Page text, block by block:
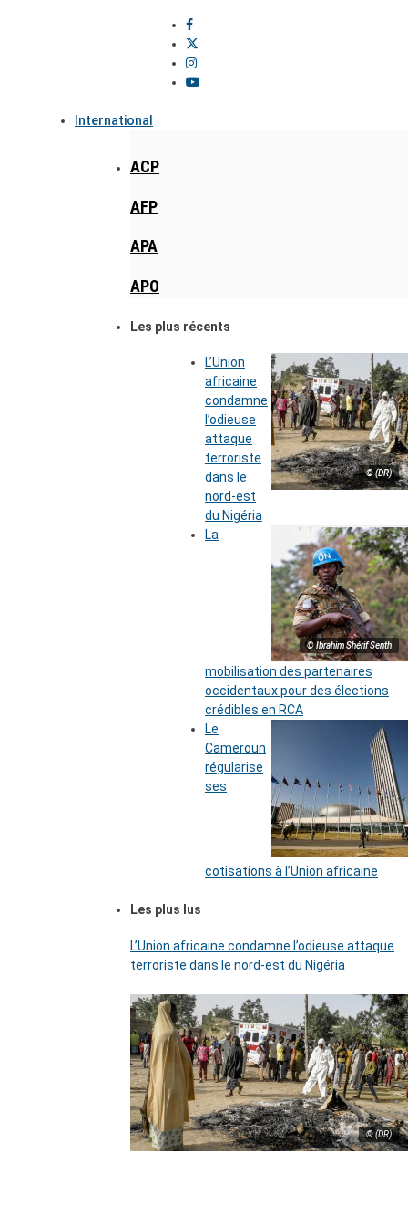
International
ACP
AFP
APA
APO
Les plus récents
© (DR)
L’Union
africaine
condamne
l’odieuse
attaque
terroriste
dans le
nord-est
du Nigéria
© Ibrahim Shérif Senth
La
mobilisation des partenaires
occidentaux pour des élections
crédibles en RCA
Le
Cameroun
régularise
ses
cotisations à l’Union africaine
Les plus lus
L’Union africaine condamne l’odieuse attaque
terroriste dans le nord-est du Nigéria
© (DR)